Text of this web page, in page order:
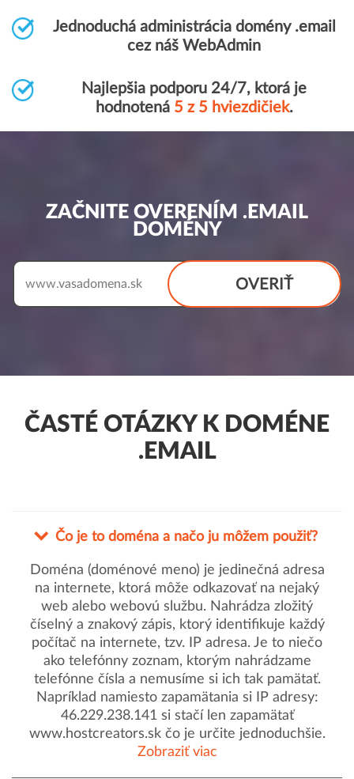
Jednoduchá administrácia domény .email
cez náš WebAdmin
Najlepšia podporu 24/7, ktorá je
hodnotená 5 z 5 hviezdičiek.
ZAČNITE OVERENÍM .EMAIL
DOMÉNY
OVERIŤ
www.
ČASTÉ OTÁZKY K DOMÉNE
.EMAIL
Čo je to doména a načo ju môžem použiť?
Doména (doménové meno) je jedinečná adresa
na internete, ktorá môže odkazovať na nejaký
web alebo webovú službu. Nahrádza zložitý
číselný a znakový zápis, ktorý identifikuje každý
počítač na internete, tzv. IP adresa. Je to niečo
ako telefónny zoznam, ktorým nahrádzame
telefónne čísla a nemusíme si ich tak pamätať.
Napríklad namiesto zapamätania si IP adresy:
46.229.238.141 si stačí len zapamätať
www.hostcreators.sk čo je určite jednoduchšie.
Zobraziť viac